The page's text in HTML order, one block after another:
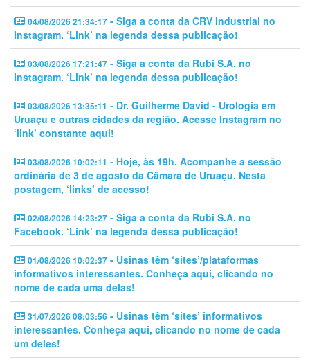
04/08/2026 21:34:17 - Siga a conta da CRV Industrial no
Instagram. ‘Link’ na legenda dessa publicação!
03/08/2026 17:21:47 - Siga a conta da Rubi S.A. no
Instagram. ‘Link’ na legenda dessa publicação!
03/08/2026 13:35:11 - Dr. Guilherme David - Urologia em
Uruaçu e outras cidades da região. Acesse Instagram no
‘link’ constante aqui!
03/08/2026 10:02:11 - Hoje, às 19h. Acompanhe a sessão
ordinária de 3 de agosto da Câmara de Uruaçu. Nesta
postagem, ‘links’ de acesso!
02/08/2026 14:23:27 - Siga a conta da Rubi S.A. no
Facebook. ‘Link’ na legenda dessa publicação!
01/08/2026 10:02:37 - Usinas têm ‘sites’/plataformas
informativos interessantes. Conheça aqui, clicando no
nome de cada uma delas!
31/07/2026 08:03:56 - Usinas têm ‘sites’ informativos
interessantes. Conheça aqui, clicando no nome de cada
um deles!